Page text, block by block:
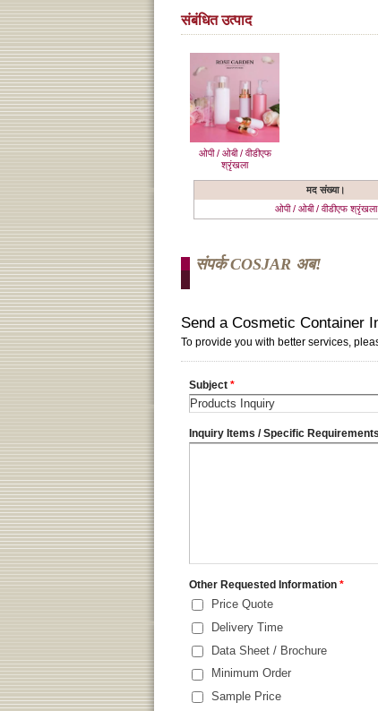
संबंधित उत्पाद
ओपी / ओबी / वीडीएफ
श्रृंखला
मद संख्या।
ओपी / ओबी / वीडीएफ श्रृंखला
संपर्क COSJAR अब!